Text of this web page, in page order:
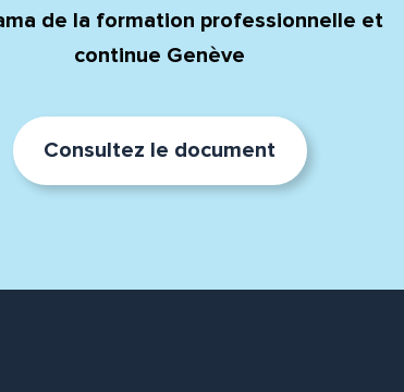
de la formation professionnelle et
continue Genève
Consultez le document